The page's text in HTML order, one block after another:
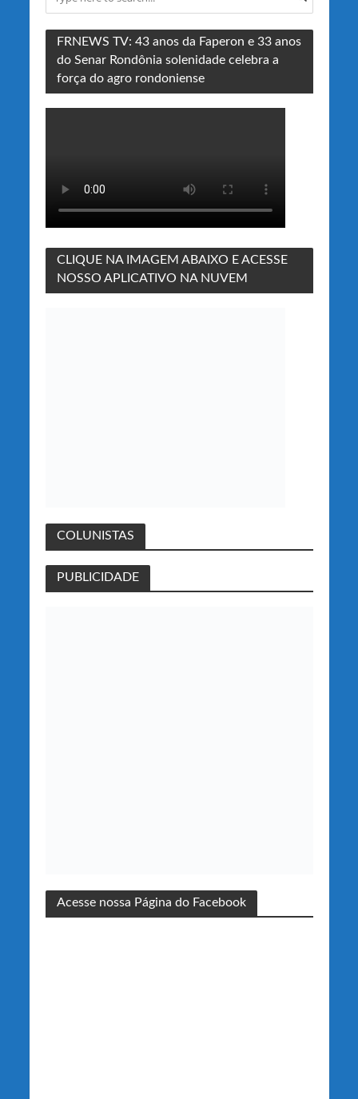
FRNEWS TV: 43 anos da Faperon e 33 anos
do Senar Rondônia solenidade celebra a
força do agro rondoniense
CLIQUE NA IMAGEM ABAIXO E ACESSE
NOSSO APLICATIVO NA NUVEM
COLUNISTAS
PUBLICIDADE
Acesse nossa Página do Facebook